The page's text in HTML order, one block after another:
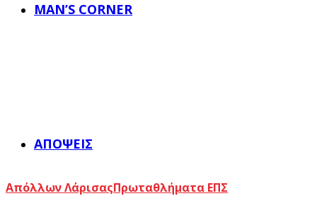
MAN’S CORNER
ΑΠΌΨΕΙΣ
Απόλλων ΛάρισαςΠρωταθλήματα ΕΠΣ